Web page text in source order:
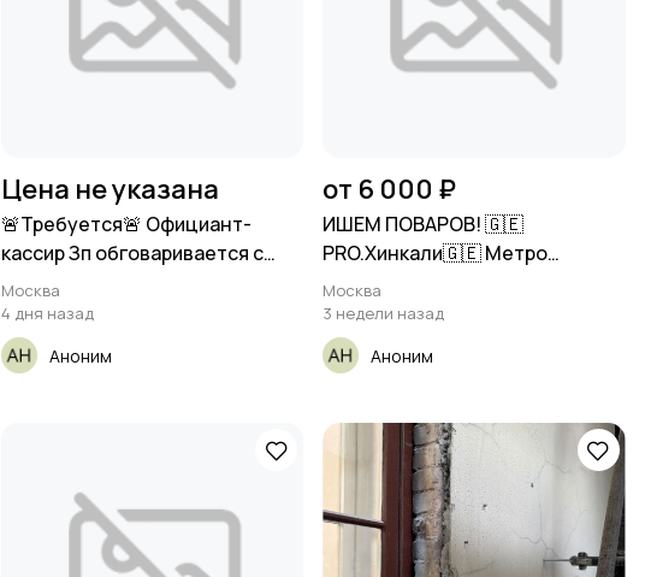
Цена не указана
🚨Требуется🚨 Официант-
кассир Зп обговаривается с
кандидатом
Москва
4 дня назад
Аноним
от 6 000 ₽
ИШЕМ ПОВАРОВ! 🇬🇪
PRO.Хинкали🇬🇪 Метро
Профсоюзная Метро
Москва
3 недели назад
Аноним